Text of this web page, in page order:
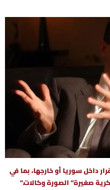
داخل سوريا أو خارجها، بما في
صغيرة” الصورة وكالات.”